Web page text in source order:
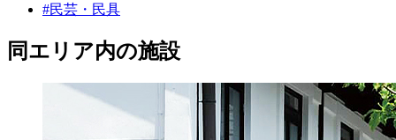
#民芸・民具
同エリア内の施設